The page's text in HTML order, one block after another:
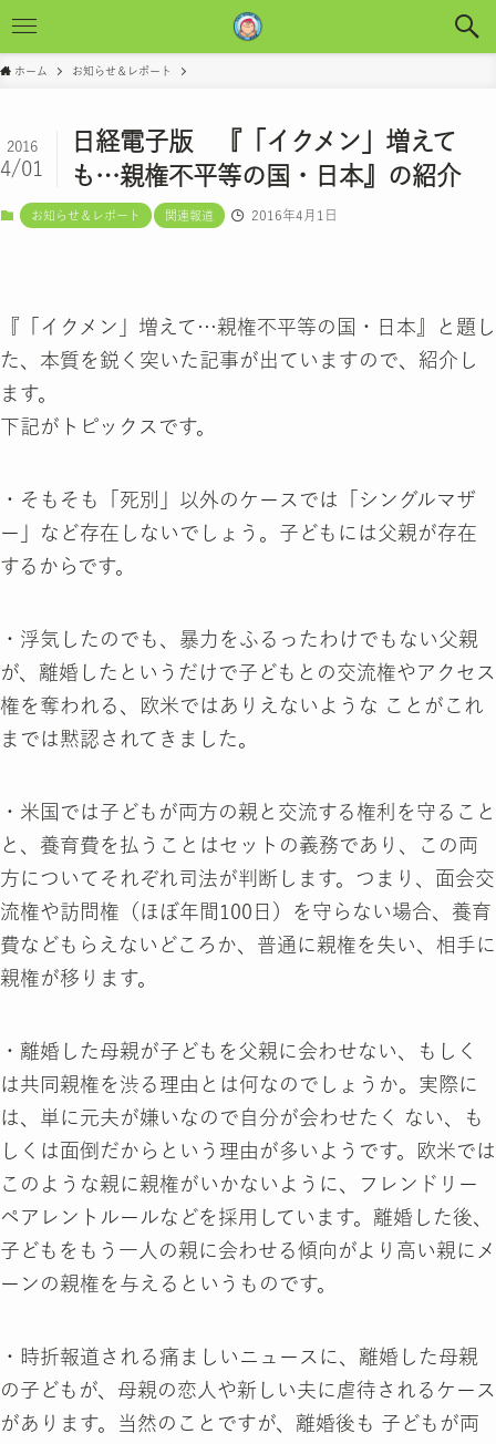
ホーム お知らせ＆レポート
日経電子版 『「イクメン」増えて
も…親権不平等の国・日本』の紹介
2016
4/01
お知らせ＆レポート 関連報道 2016年4月1日
『「イクメン」増えて…親権不平等の国・日本』と題し
た、本質を鋭く突いた記事が出ていますので、紹介し
ます。
下記がトピックスです。
・そもそも「死別」以外のケースでは「シングルマザ
ー」など存在しないでしょう。子どもには父親が存在
するからです。
・浮気したのでも、暴力をふるったわけでもない父親
が、離婚したというだけで子どもとの交流権やアクセス
権を奪われる、欧米ではありえないような ことがこれ
までは黙認されてきました。
・米国では子どもが両方の親と交流する権利を守ること
と、養育費を払うことはセットの義務であり、この両
方についてそれぞれ司法が判断します。つまり、面会交
流権や訪問権（ほぼ年間100日）を守らない場合、養育
費などもらえないどころか、普通に親権を失い、相手に
親権が移ります。
・離婚した母親が子どもを父親に会わせない、もしく
は共同親権を渋る理由とは何なのでしょうか。実際に
は、単に元夫が嫌いなので自分が会わせたく ない、も
しくは面倒だからという理由が多いようです。欧米では
このような親に親権がいかないように、フレンドリー
ペアレントルールなどを採用しています。離婚した後、
子どもをもう一人の親に会わせる傾向がより高い親にメ
ーンの親権を与えるというものです。
・時折報道される痛ましいニュースに、離婚した母親
の子どもが、母親の恋人や新しい夫に虐待されるケース
があります。当然のことですが、離婚後も 子どもが両